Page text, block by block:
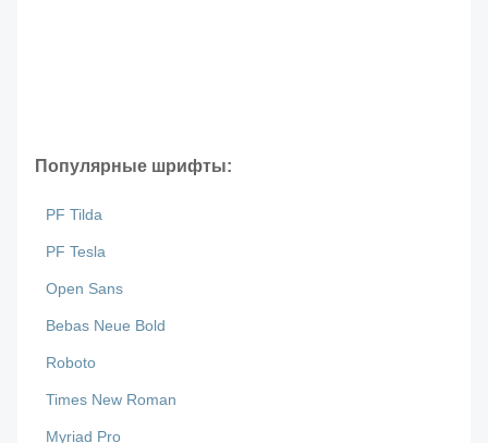
Популярные шрифты:
PF Tilda
PF Tesla
Open Sans
Bebas Neue Bold
Roboto
Times New Roman
Myriad Pro